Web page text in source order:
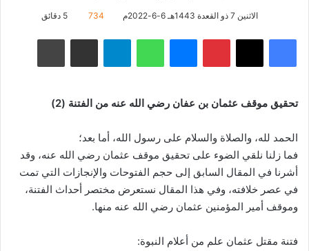
الاثنين 7 ذو القعدة 1443هـ 6-6-2022م 734 5 دقائق
فيسبوك ‫X بينتيريستماسنجر واتساب تيلقرام مشاركة عبر البريد طباعة
تحقيق موقف عثمان بن عفان رضي الله عنه من الفتنة (2)
الحمد لله، والصلاة والسلام على رسول الله، أما بعد؛
فما زلنا نلقي الضوء على تحقيق موقف عثمان رضي الله عنه، وقد
أشرنا في المقال السابق إلى حجم الفتوحات والإنجازات التي تمت
في عصر خلافته، وفي هذا المقال نستعرض مختصر أحداث الفتنة،
وموقف أمير المؤمنين عثمان رضي الله عنه منها.
فتنة مقتل عثمان علم من أعلام النبوة: